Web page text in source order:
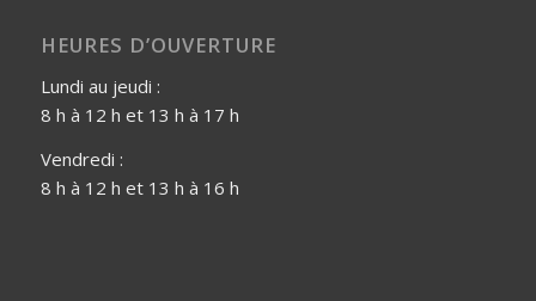
HEURES D’OUVERTURE
Lundi au jeudi :
8 h à 12 h et 13 h à 17 h
Vendredi :
8 h à 12 h et 13 h à 16 h